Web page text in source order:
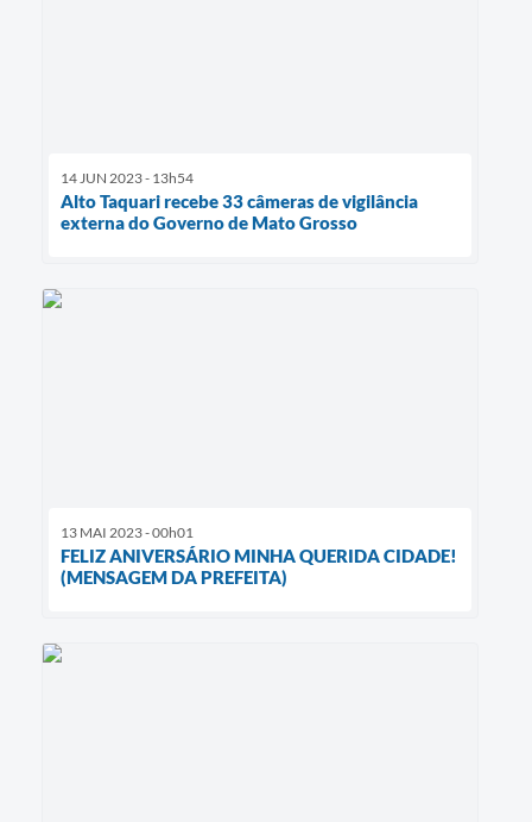
14 JUN 2023 - 13h54
Alto Taquari recebe 33 câmeras de vigilância
externa do Governo de Mato Grosso
13 MAI 2023 - 00h01
FELIZ ANIVERSÁRIO MINHA QUERIDA CIDADE!
(MENSAGEM DA PREFEITA)